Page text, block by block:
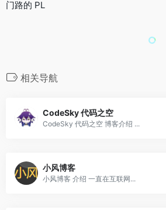
门路的 PL
相关导航
CodeSky 代码之空
CodeSky 代码之空 博客介绍 ...
小风博客
小风博客 介绍 一直在互联网...